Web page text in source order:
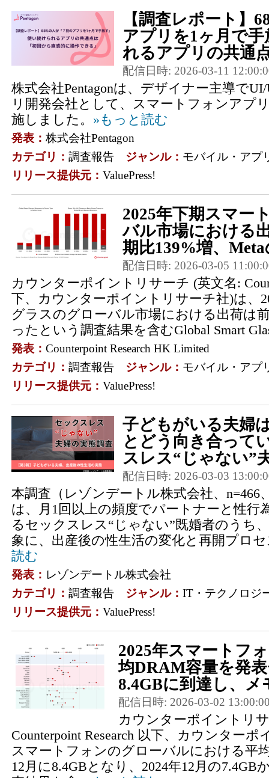
【調査レポート】
アプリを1ヶ月で
れるアプリの共通
配信日時: 2026-03-11
株式会社Pentagonは、デザイナー主導で
リ開発会社として、スマートフォンアプ
施しました。 »もっと読む
発表： 株式会社Pentagon
カテゴリ： 調査報告 ジャンル： モバイル・アプ
リリース提供元： ValuePress!
2025年下期スマー
バル市場における
期比139%増、
配信日時: 2026-03-05
カウンターポイントリサーチ (英文名:
下、カウンターポイントリサーチ社)は、
グラスのグローバル市場における出荷は
ったという調査結果を含むGlobal Smart
発表： Counterpoint Research HK Limited
カテゴリ： 調査報告 ジャンル： モバイル・アプ
リリース提供元： ValuePress!
子どもがいる夫婦
とどう向き合って
スレス“じゃない”
配信日時: 2026-03-03
本調査（レゾンデートル株式会社、n=466
は、月1回以上の頻度でパートナーと性行
るセックスレス“じゃない”既婚者のうち
象に、出産後の性生活の変化と再開プロ
読む
発表： レゾンデートル株式会社
カテゴリ： 調査報告 ジャンル： IT・テクノロジ
リリース提供元： ValuePress!
2025年スマートフ
均DRAM容量を発
8.4GBに到達し、メ
配信日時: 2026-03-02
カウンターポイントリ
Counterpoint Research 以下、カウンター
スマートフォンのグローバルにおける平
12月に8.4GBとなり、2024年12月の7.4GB